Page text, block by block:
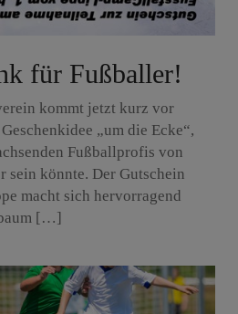
für Fußballer!
kommt jetzt kurz vor
„um die Ecke“,
Fußballprofis von
sein könnte. Der Gutschein
macht sich hervorragend
[…]